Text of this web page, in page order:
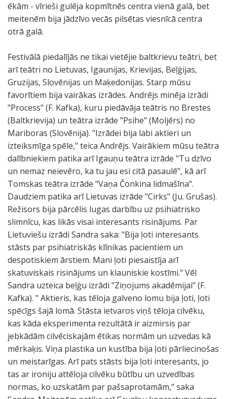
ēkām - vīrieši gulēja kopmītnēs centra vienā galā, bet
meitenēm bija jādzīvo vecās pilsētas viesnīcā centra
otrā galā.
Festivālā piedalījās ne tikai vietējie baltkrievu teātri, bet
arī teātri no Lietuvas, Igaunijas, Krievijas, Beļģijas,
Gruzijas, Slovēnijas un Maķedonijas. Starp mūsu
favorītiem bija vairākas izrādes. Andrējs minēja izrādi
"Process" (F. Kafka), kuru piedāvāja teātris no Brestes
(Baltkrievija) un teātra izrāde "Psihe" (Moljērs) no
Mariboras (Slovēnija). "Izrādei bija labi aktieri un
izteiksmīga spēle," teica Andrējs. Vairākiem mūsu teātra
dalībniekiem patika arī Igauņu teātra izrāde "Tu dzīvo
un nemaz neievēro, ka tu jau esi citā pasaulē", kā arī
Tomskas teātra izrāde "Vaņa Čonkina lidmašīna".
Daudziem patika arī Lietuvas izrāde "Cirks" (Ju. Grušas).
Režisors bija pārcēlis lugas darbību uz psihiatrisko
slimnīcu, kas likās visai interesants risinājums. Par
Lietuviešu izrādi Sandra saka: "Bija ļoti interesants
stāsts par psihiatriskās klīnikas pacientiem un
despotiskiem ārstiem. Mani ļoti piesaistīja arī
skatuviskais risinājums un klauniskie kostīmi." Vēl
Sandra uzteica beļģu izrādi "Ziņojums akadēmijai" (F.
Kafka). " Aktieris, kas tēloja galveno lomu bija ļoti, ļoti
spēcīgs šajā lomā. Stāsta ietvaros viņš tēloja cilvēku,
kas kāda eksperimenta rezultātā ir aizmirsis par
jebkādām cilvēciskajām ētikas normām un uzvedas kā
mērkaķis. Viņa plastika un kustība bija ļoti pārliecinošas
un meistarīgas. Arī pats stāsts bija ļoti interesants, jo
tas ar ironiju attēloja cilvēku būtību un uzvedības
normas, ko uzskatām par pašsaprotamām," saka